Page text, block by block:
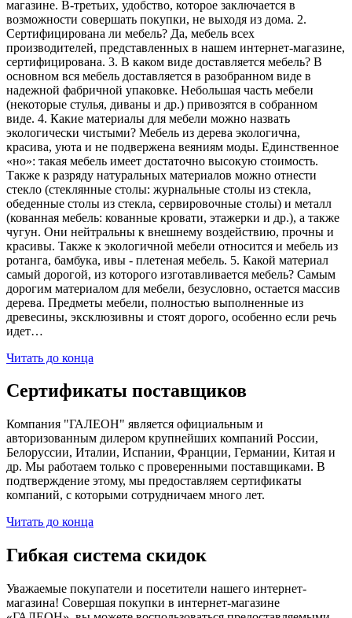
магазине. В-третьих, удобство, которое заключается в
возможности совершать покупки, не выходя из дома. 2.
Сертифицирована ли мебель? Да, мебель всех
производителей, представленных в нашем интернет-магазине,
сертифицирована. 3. В каком виде доставляется мебель? В
основном вся мебель доставляется в разобранном виде в
надежной фабричной упаковке. Небольшая часть мебели
(некоторые стулья, диваны и др.) привозятся в собранном
виде. 4. Какие материалы для мебели можно назвать
экологически чистыми? Мебель из дерева экологична,
красива, уюта и не подвержена веяниям моды. Единственное
«но»: такая мебель имеет достаточно высокую стоимость.
Также к разряду натуральных материалов можно отнести
стекло (стеклянные столы: журнальные столы из стекла,
обеденные столы из стекла, сервировочные столы) и металл
(кованная мебель: кованные кровати, этажерки и др.), а также
чугун. Они нейтральны к внешнему воздействию, прочны и
красивы. Также к экологичной мебели относится и мебель из
ротанга, бамбука, ивы - плетеная мебель. 5. Какой материал
самый дорогой, из которого изготавливается мебель? Самым
дорогим материалом для мебели, безусловно, остается массив
дерева. Предметы мебели, полностью выполненные из
древесины, эксклюзивны и стоят дорого, особенно если речь
идет…
Читать до конца
Сертификаты поставщиков
Компания "ГАЛЕОН" является официальным и
авторизованным дилером крупнейших компаний России,
Белоруссии, Италии, Испании, Франции, Германии, Китая и
др. Мы работаем только с проверенными поставщиками. В
подтверждение этому, мы предоставляем сертификаты
компаний, с которыми сотрудничаем много лет.
Читать до конца
Гибкая система скидок
Уважаемые покупатели и посетители нашего интернет-
магазина! Совершая покупки в интернет-магазине